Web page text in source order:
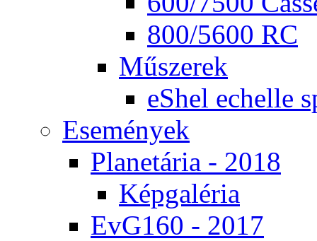
800/5600 RC
Mű­sze­rek
eS­hel echel­le
Ese­mé­nyek
Pla­ne­tá­ria - 2018
Kép­ga­lé­ria
EvG160 - 2017